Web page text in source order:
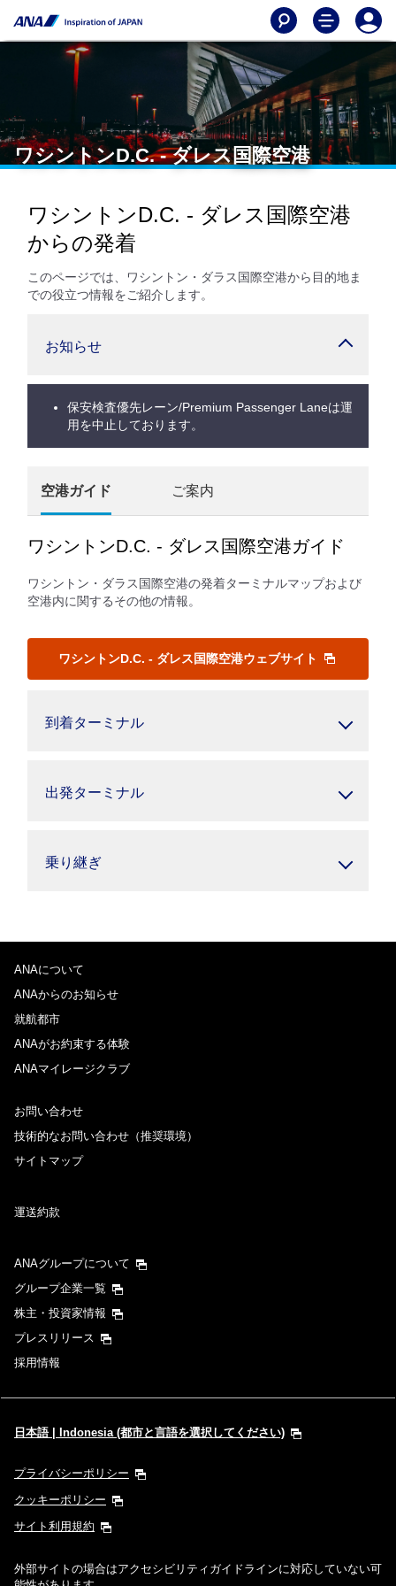
ワシントンD.C. - ダレス国際空港
ワシントンD.C. - ダレス国際空港
からの発着
このページでは、ワシントン・ダラス国際空港から目的地ま
での役立つ情報をご紹介します。
お知らせ
保安検査優先レーン/Premium Passenger Laneは運
用を中止しております。
空港ガイド ご案内
ワシントンD.C. - ダレス国際空港ガイド
ワシントン・ダラス国際空港の発着ターミナルマップおよび
空港内に関するその他の情報。
ワシントンD.C. - ダレス国際空港ウェブサイト
到着ターミナル
出発ターミナル
乗り継ぎ
ANAについて
ANAからのお知らせ
就航都市
ANAがお約束する体験
ANAマイレージクラブ
お問い合わせ
技術的なお問い合わせ（推奨環境）
サイトマップ
運送約款
ANAグループについて
グループ企業一覧
株主・投資家情報
プレスリリース
採用情報
日本語 | Indonesia (都市と言語を選択してください)
プライバシーポリシー
クッキーポリシー
サイト利用規約
外部サイトの場合はアクセシビリティガイドラインに対応していない可